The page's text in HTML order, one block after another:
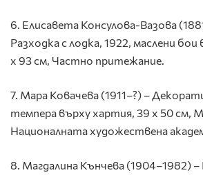
6. Елисавета Консулова-Вазова
Разходка с лодка, 1922, маслени
х 93 см, Частно притежание.
7. Мара Ковачева (1911–?) –
темпера върху хартия, 39 х 50 см,
Националната художествена
8. Магдалина Кънчева (1904–1982) –